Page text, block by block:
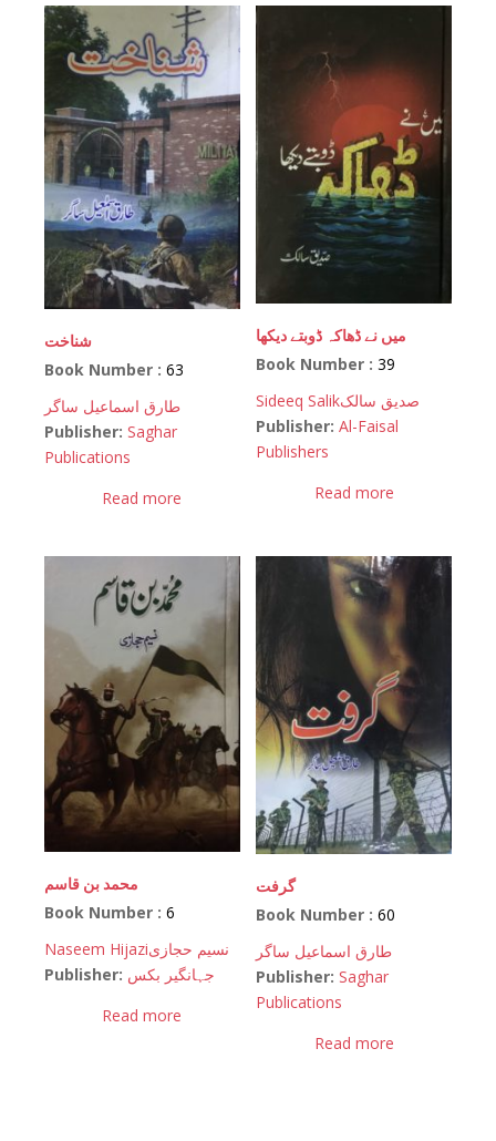
شناخت
Book Number : 63
طارق اسماعیل ساگر
Publisher: Saghar
Publications
Read more
میں نے ڈھاکہ ڈوبتے دیکھا
Book Number :39
Sideeq Salikصدیق سالک
Publisher: Al-Faisal
Publishers
Read more
محمد بن قاسم
Book Number : 6
Naseem Hijaziنسیم حجازی
Publisher: جہانگیر بکس
Read more
گرفت
Book Number :60
طارق اسماعیل ساگر
Publisher: Saghar
Publications
Read more